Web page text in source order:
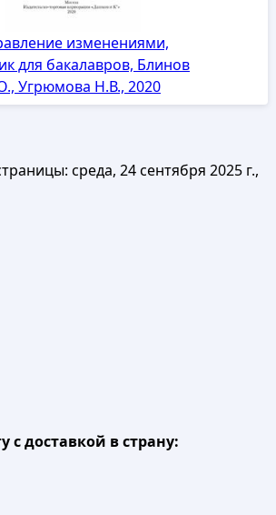
изменениями,
для бакалавров, Блинов
Угрюмова Н.В., 2020
среда, 24 сентября 2025 г.,
с доставкой в страну: